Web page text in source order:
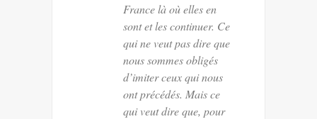
France là où elles en
sont et les continuer. Ce
qui ne veut pas dire que
nous sommes obligés
d’imiter ceux qui nous
ont précédés. Mais ce
qui veut dire que, pour